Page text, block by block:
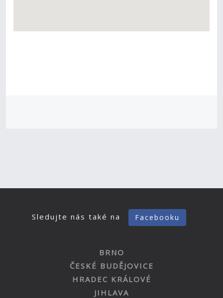
Sledujte nás také na Facebooku
BRNO
ČESKÉ BUDĚJOVICE
HRADEC KRÁLOVÉ
JIHLAVA